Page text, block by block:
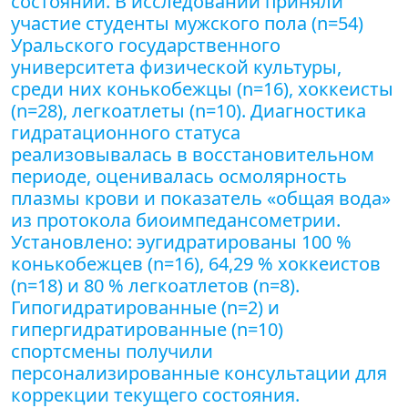
участие студенты мужского пола (n=54)
Уральского государственного
университета физической культуры,
среди них конькобежцы (n=16), хоккеисты
(n=28), легкоатлеты (n=10). Диагностика
гидратационного статуса
реализовывалась в восстановительном
периоде, оценивалась осмолярность
плазмы крови и показатель «общая вода»
из протокола биоимпедансометрии.
Установлено: эугидратированы 100 %
конькобежцев (n=16), 64,29 % хоккеистов
(n=18) и 80 % легкоатлетов (n=8).
Гипогидратированные (n=2) и
гипергидратированные (n=10)
спортсмены получили
персонализированные консультации для
коррекции текущего состояния.